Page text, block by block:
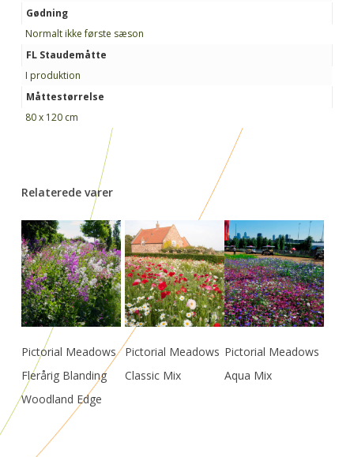
Gødning
Normalt ikke første sæson
FL Staudemåtte
I produktion
Måttestørrelse
80 x 120 cm
Relaterede varer
Læs Mere
Pictorial Meadows
Flerårig Blanding
Woodland Edge
Pictorial Meadows
Classic Mix
Pictorial Meadows
Aqua Mix